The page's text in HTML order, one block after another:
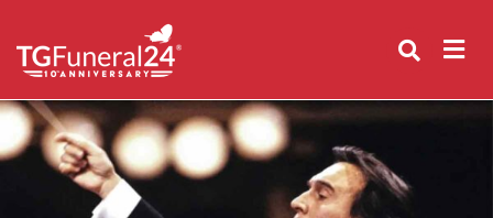
content